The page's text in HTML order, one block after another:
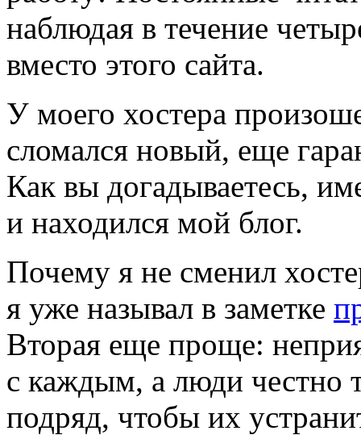
наблюдая в течение
вместо этого сайта.
У моего хостера
сломался новый, еще
Как вы догадываетесь,
и находился мой блог.
Почему я не сменил
я уже называл в заметке
Вторая еще проще:
с каждым, а люди честно
подряд, чтобы их